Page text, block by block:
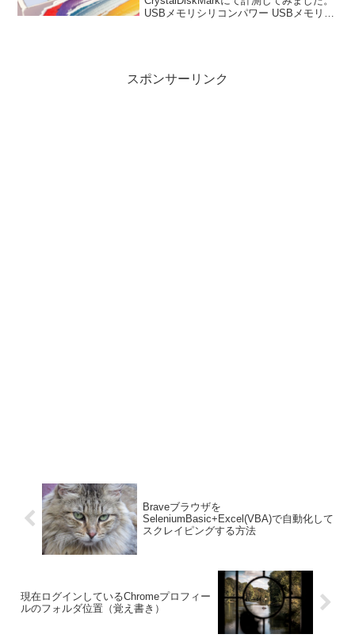
USBメモリシリコンパワー USBメモリ
スポンサーリンク
Braveブラウザを
SeleniumBasic+Excel(VBA)で自動化して
スクレイピングする方法
現在ログインしているChromeプロフィー
ルのフォルダ位置（覚え書き）